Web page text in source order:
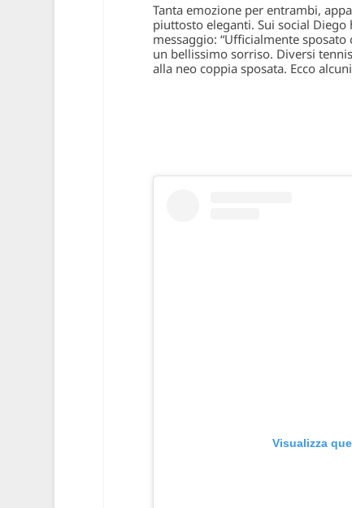
Tanta emozione per entrambi,
piuttosto eleganti. Sui social
messaggio: “Ufficialmente
un bellissimo sorriso. Diversi
alla neo coppia sposata. Ecco
Visualizza